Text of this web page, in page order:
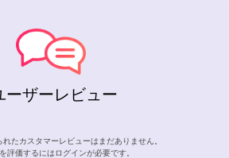
ーザーレビュー
れたカスタマーレビューはまだありません。
評価するには ログインが必要です。